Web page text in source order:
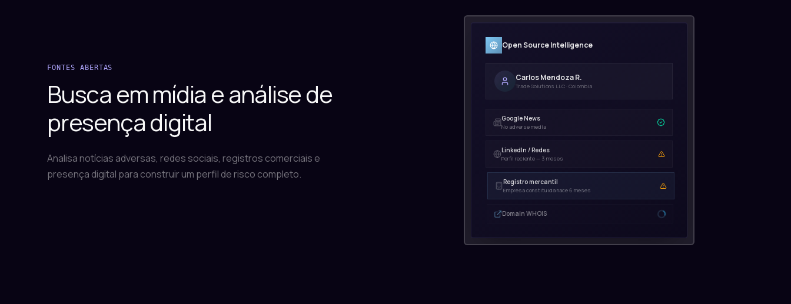
FONTES ABERTAS
Busca em mídia e análise de
presença digital
Analisa notícias adversas, redes sociais, registros comerciais e
presença digital para construir um perfil de risco completo.
Open Source Intelligence
Carlos Mendoza R.
Trade Solutions LLC · Colombia
Google News
No adverse media
LinkedIn / Redes
Perfil reciente — 3 meses
Registro mercantil
Empresa constituida hace 6 meses
Domain WHOIS